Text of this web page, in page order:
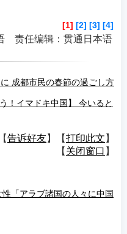
[1] [2] [3] [4]
责任编辑：贯通日本语
成都市民の春節の過ごし方
！イマドキ中国】 今いると
告诉好友】【打印此文 】
【 关闭窗口 】
「アラブ諸国の人々に中国